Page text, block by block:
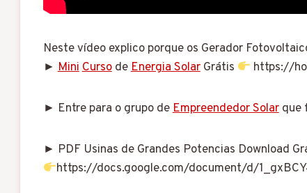
Neste vídeo explico porque os Gerador
►MiniCursodeEnergia SolarGrátis https://
► Entre para o grupo deEmpreendedor Solarque
► PDF Usinas de Grandes Potencias Download
https://docs.google.com/document/d/